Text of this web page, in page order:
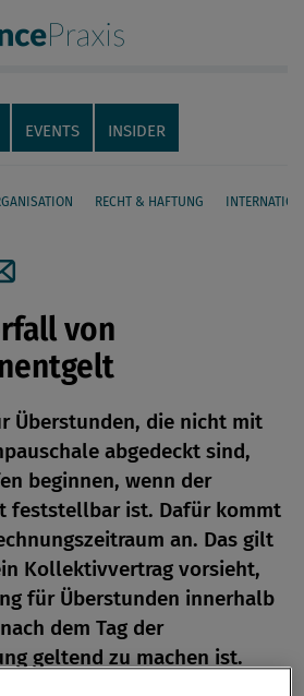
Praxis
EVENTS INSIDER
RECHT & HAFTUNG
von
Überstunden, die nicht mit
abgedeckt sind,
beginnen, wenn der
feststellbar ist. Dafür kommt
an. Das gilt
Kollektivvertrag vorsieht,
für Überstunden innerhalb
dem Tag der
geltend zu machen ist.